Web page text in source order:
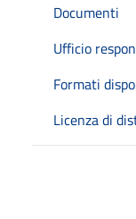
Documenti
Ufficio
Formati
Licenza di